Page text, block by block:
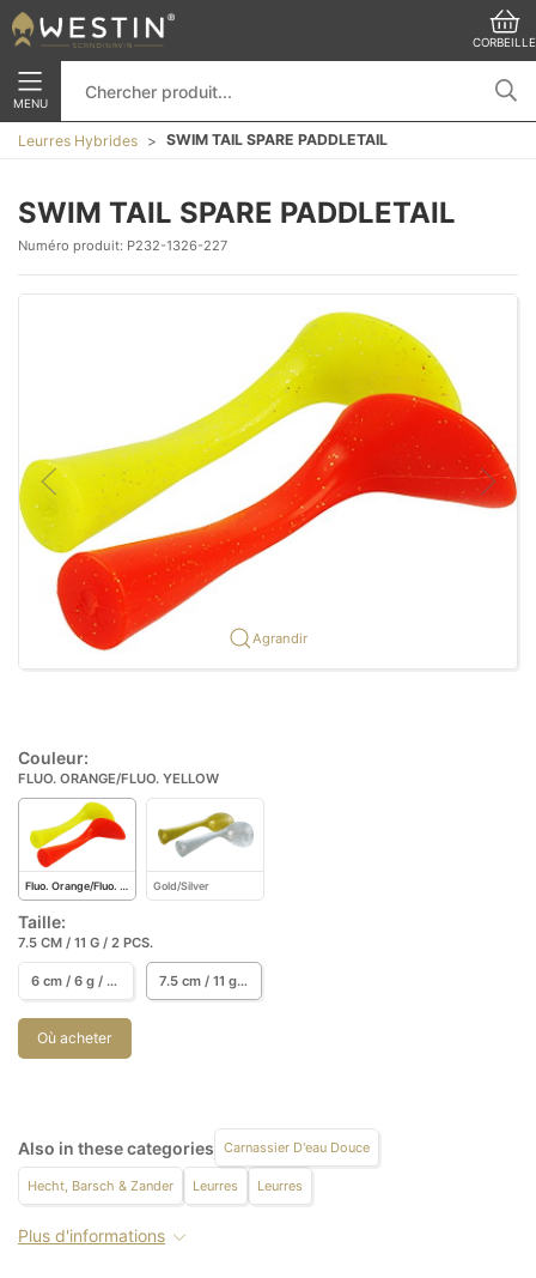
CORBEILLE
MENU
Leurres Hybrides SWIM TAIL SPARE PADDLETAIL
SWIM TAIL SPARE PADDLETAIL
Numéro produit: P232-1326-227
Agrandir
Couleur:
FLUO. ORANGE/FLUO. YELLOW
Fluo. Orange/Fluo. Yellow Gold/Silver
Taille:
7.5 CM / 11 G / 2 PCS.
6 cm / 6 g / 2 pcs. 7.5 cm / 11 g / 2 pcs.
Où acheter
Also in these categories Carnassier D'eau Douce
Hecht, Barsch & Zander Leurres Leurres
Plus d'informations